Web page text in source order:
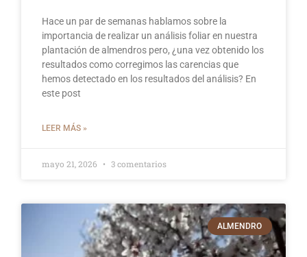
Hace un par de semanas hablamos sobre la
importancia de realizar un análisis foliar en nuestra
plantación de almendros pero, ¿una vez obtenido los
resultados como corregimos las carencias que
hemos detectado en los resultados del análisis? En
este post
LEER MÁS »
mayo 21, 2026 3 comentarios
ALMENDRO